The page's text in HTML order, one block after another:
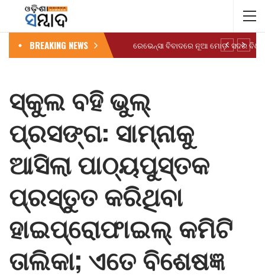
BREAKING NEWS
ସ୍କୁଲ ବହି ଭୁଲ୍
ପ୍ରସଙ୍ଗ: ସାମ୍ନାକୁ
ଆସିଲା ପାଠ୍ୟପୁସ୍ତକ
ପ୍ରସ୍ତୁତ କରିଥିବା
ହାଇପ୍ରୋଫାଇଲ୍ କମିଟି
ତାଲିକା; ଏତେ ବିଶେଷଜ୍ଞ